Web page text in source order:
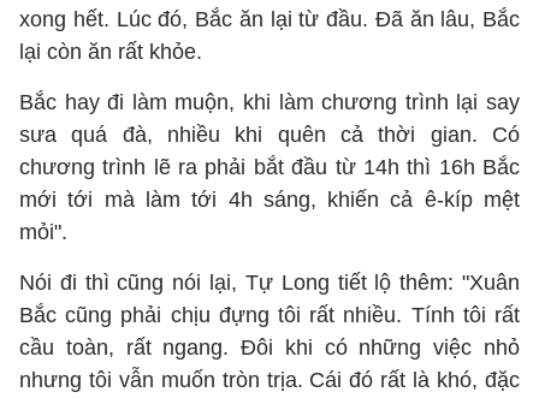
xong hết. Lúc đó, Bắc ăn lại từ đầu. Đã ăn lâu, Bắc
lại còn ăn rất khỏe.
Bắc hay đi làm muộn, khi làm chương trình lại say
sưa quá đà, nhiều khi quên cả thời gian. Có
chương trình lẽ ra phải bắt đầu từ 14h thì 16h Bắc
mới tới mà làm tới 4h sáng, khiến cả ê-kíp mệt
mỏi".
Nói đi thì cũng nói lại, Tự Long tiết lộ thêm: "Xuân
Bắc cũng phải chịu đựng tôi rất nhiều. Tính tôi rất
cầu toàn, rất ngang. Đôi khi có những việc nhỏ
nhưng tôi vẫn muốn tròn trịa. Cái đó rất là khó, đặc